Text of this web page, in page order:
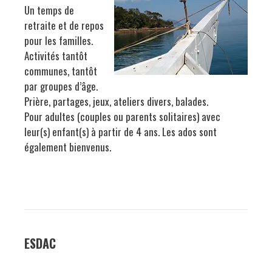
Un temps de
retraite et de repos
pour les familles.
Activités tantôt
communes, tantôt
par groupes d’âge.
Prière, partages, jeux, ateliers divers, balades.
Pour adultes (couples ou parents solitaires) avec
leur(s) enfant(s) à partir de 4 ans. Les ados sont
également bienvenus.
ESDAC